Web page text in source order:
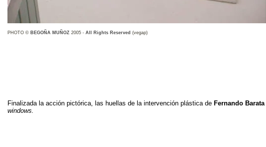
PHOTO © BEGOÑA MUÑOZ 2005 - All Rights Reserved (vegap)
Finalizada la acción pictórica, las huellas de la intervención plástica de Fernando Barata
windows.